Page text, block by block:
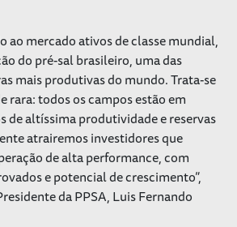
ao mercado ativos de classe mundial,
do pré-sal brasileiro, uma das
mais produtivas do mundo. Trata-se
rara: todos os campos estão em
de altíssima produtividade e reservas
atrairemos investidores que
de alta performance, com
e potencial de crescimento”,
da PPSA, Luis Fernando